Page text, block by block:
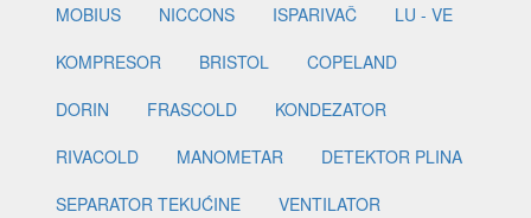
MOBIUS
NICCONS ISPARIVAČ
LU - VE
KOMPRESOR
BRISTOL
COPELAND
DORIN
FRASCOLD
KONDEZATOR
RIVACOLD
MANOMETAR
DETEKTOR PLINA
SEPARATOR TEKUĆINE
VENTILATOR